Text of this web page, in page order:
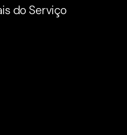
do Serviço